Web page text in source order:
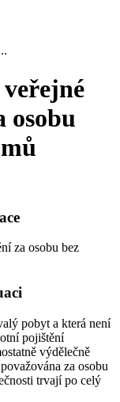
osobu
za osobu bez
pobyt a která není
pojištění
výdělečně
za osobu
trvají po celý